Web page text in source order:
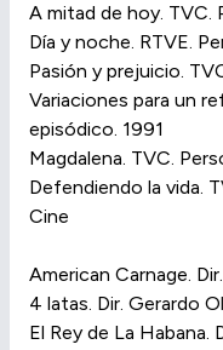
A mitad de hoy. TVC.
Día y noche. RTVE.
Pasión y prejuicio.
Variaciones para un
episódico. 1991
Magdalena. TVC.
Defendiendo la vida.
Cine
American Carnage.
4 latas. Dir. Gerardo
El Rey de La Habana.